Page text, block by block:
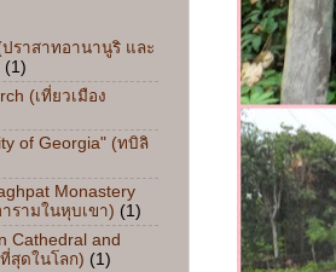
ราสาทอานานูริ และ
(1)
(เที่ยวเมือง
of Georgia" (ทบิลิ
Monastery
รามในหุบเขา) (1)
Cathedral and
สุดในโลก) (1)